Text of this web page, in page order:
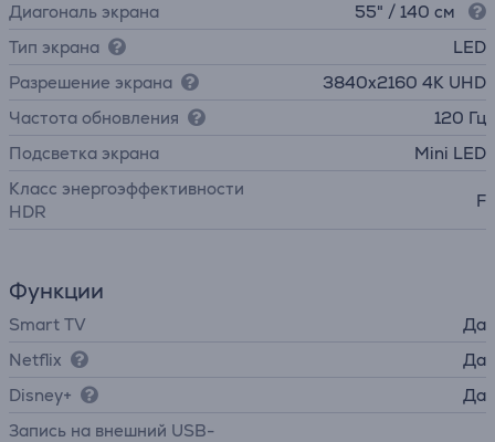
Диагональ экрана
55" / 140 см
Тип экрана
LED
Разрешение экрана
3840х2160 4K UHD
Частота обновления
120 Гц
Подсветка экрана
Mini LED
Класс энергоэффективности
HDR
F
Функции
Smart TV
Да
Netflix
Да
Disney+
Да
Запись на внешний USB-